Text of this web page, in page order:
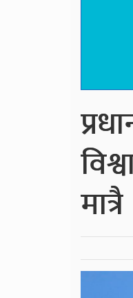
मात्रै